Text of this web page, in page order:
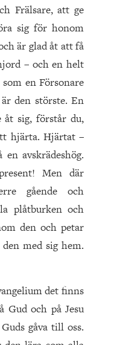
Frälsare, att ge
sig för honom
är glad åt att få
– och en helt
en Försonare
den störste. En
åt sig, förstår du,
hjärta. Hjärtat –
avskrädeshög.
Men där
gående och
plåtburken och
den och petar
med sig hem.
det finns
Gud och på Jesu
gåva till oss.